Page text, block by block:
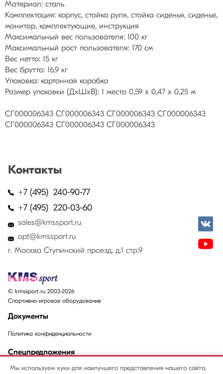
Мы используем куки для наилучшего представления нашего сайта.
Материал: сталь
Комплектация: корпус, стойка руля, стойка сиденья, сиденье,
монитор, комплектующие, инструкция
Максимальный вес пользователя: 100 кг
Максимальный рост пользователя: 170 см
Вес нетто: 15 кг
Вес брутто: 16,9 кг
Упаковка: картонная коробка
Размер упаковки (ДхШхВ): 1 место 0,59 х 0,47 х 0,25 м
СГ000006343 СГ000006343 СГ000006343 СГ000006343
СГ000006343 СГ000006343 СГ000006343
Контакты
+7 (495) 240-90-77
+7 (495) 220-03-60
sales@kmssport.ru
opt@kmssport.ru
г. Москва Ступинский проезд, д.1 стр.9
© kmssport.ru 2003-2026
Спортивно-игровое оборудование
Документы
Политика конфиденциальности
Спецпредложения
Акции